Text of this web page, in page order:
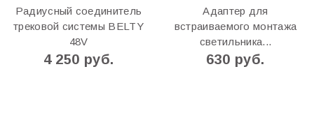
Радиусный соединитель
трековой системы BELTY
48V
4 250 руб.
Адаптер для
встраиваемого монтажа
светильника...
630 руб.